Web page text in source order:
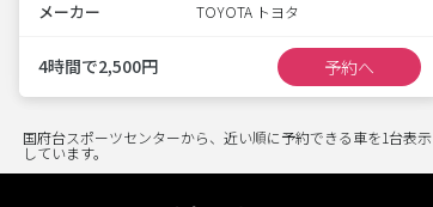
メーカー TOYOTA トヨタ
4時間で2,500円 予約へ
国府台スポーツセンターから、近い順に予約できる車を1台表示
しています。